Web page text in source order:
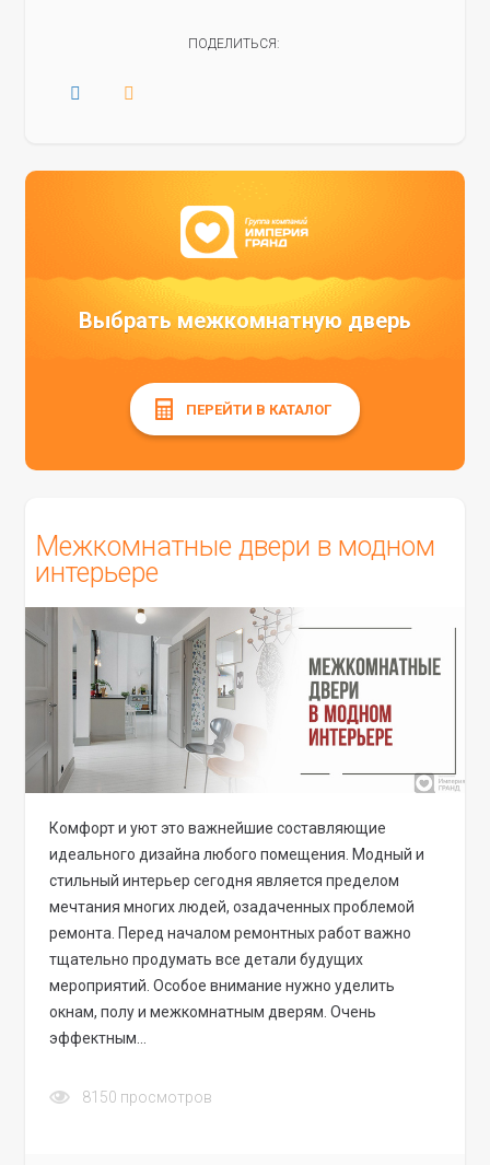
ПОДЕЛИТЬСЯ:
Выбрать межкомнатную дверь
ПЕРЕЙТИ В КАТАЛОГ
Межкомнатные двери в модном
интерьере
Комфорт и уют это важнейшие составляющие
идеального дизайна любого помещения. Модный и
стильный интерьер сегодня является пределом
мечтания многих людей, озадаченных проблемой
ремонта. Перед началом ремонтных работ важно
тщательно продумать все детали будущих
мероприятий. Особое внимание нужно уделить
окнам, полу и межкомнатным дверям. Очень
эффектным…
8150 просмотров